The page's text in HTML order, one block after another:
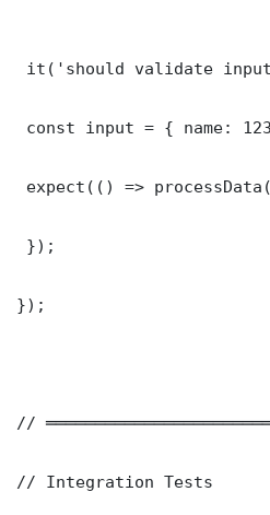
it('should validate
const input = { name:
expect(() =>
});
});
//
// Integration Tests